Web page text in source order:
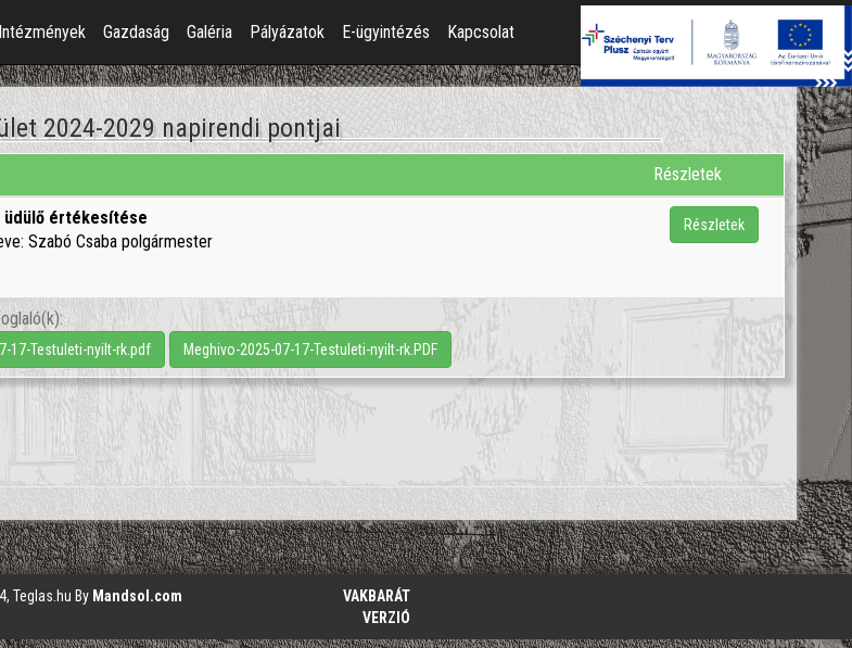
Intézmények Gazdaság Galéria Pályázatok E-ügyintézés Kapcsolat
2024-2029 napirendi pontjai
Részletek
üdülő értékesítése
Szabó Csaba polgármester
Részletek
17-Testuleti-nyilt-rk.pdf Meghivo-2025-07-17-Testuleti-nyilt-rk.PDF
Teglas.hu By Mandsol.com
VAKBARÁT
VERZIÓ